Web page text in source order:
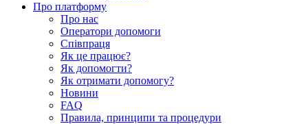
Про платформу
Про нас
Оператори допомоги
Співпраця
Як це працює?
Як допомогти?
Як отримати допомогу?
Новини
FAQ
Правила, принципи та процедури